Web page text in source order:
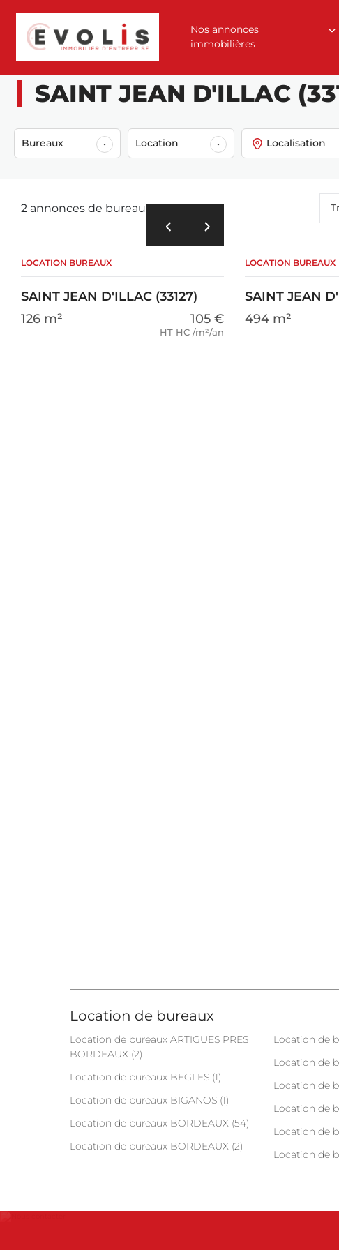
Nos annonces
immobilières
SAINT JEAN D'ILLAC
Bureaux Location Localisation
2 annonces de bureaux à louer
LOCATION BUREAUX
SAINT JEAN D'ILLAC (33127)
126 m²
105 €
HT HC /m²/an
LOCATION BUREAUX
SAINT JEAN
494 m²
Location de bureaux
Location de bureaux ARTIGUES PRES
BORDEAUX (2)
Location de bureaux BEGLES (1)
Location de bureaux BIGANOS (1)
Location de bureaux BORDEAUX (54)
Location de bureaux BORDEAUX (2)
Location de
Location de
Location de
Location de
Location de
Location de